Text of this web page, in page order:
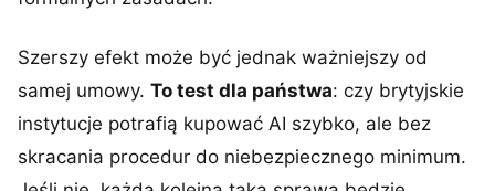
Szerszy efekt może być jednak ważniejszy od
samej umowy. To test dla państwa: czy brytyjskie
instytucje potrafią kupować AI szybko, ale bez
skracania procedur do niebezpiecznego minimum.